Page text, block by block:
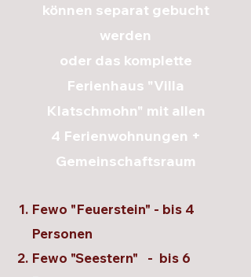
können separat gebucht
werden
oder das komplette
Ferienhaus "Villa
Klatschmohn" mit allen
4 Ferienwohnungen +
Gemeinschaftsraum
Fewo "Feuerstein" - bis 4
Personen
Fewo "Seestern" - bis 6